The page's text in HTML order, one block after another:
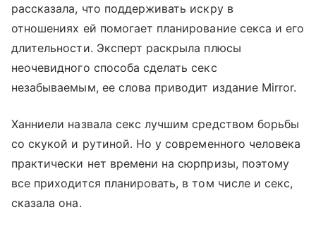
рассказала, что поддерживать искру в
отношениях ей помогает планирование секса и его
длительности. Эксперт раскрыла плюсы
неочевидного способа сделать секс
незабываемым, ее слова приводит издание Mirror.
Ханниели назвала секс лучшим средством борьбы
со скукой и рутиной. Но у современного человека
практически нет времени на сюрпризы, поэтому
все приходится планировать, в том числе и секс,
сказала она.